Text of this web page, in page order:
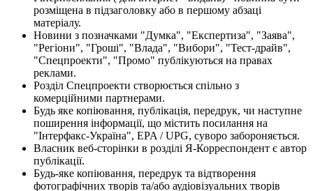
розміщена в підзаголовку або в першому абзаці
матеріалу.
Новини з позначками "Думка", "Експертиза", "Заява",
"Регіони", "Гроші", "Влада", "Вибори", "Тест-драйв",
"Спецпроекти", "Промо" публікуються на правах
реклами.
Розділ Спецпроекти створюється спільно з
комерційними партнерами.
Будь яке копіювання, публікація, передрук, чи наступне
поширення інформації, що містить посилання на
"Інтерфакс-Україна", EPA / UPG, суворо забороняється.
Власник веб-сторінки в розділі Я-Корреспондент є автор
публікації.
Будь-яке копіювання, передрук та відтворення
фотографічних творів та/або аудіовізуальних творів